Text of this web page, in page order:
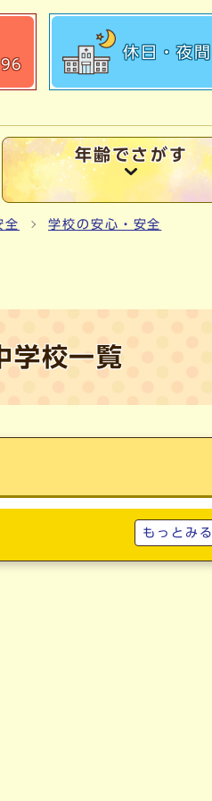
休日・夜
年齢でさがす
全 学校の安心・安全
学校一覧
もっとみる